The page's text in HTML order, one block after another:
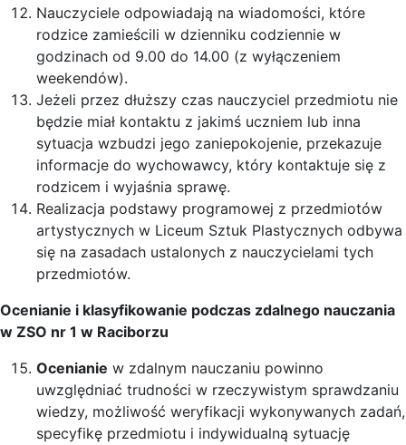
Nauczyciele odpowiadają na wiadomości, które
rodzice zamieścili w dzienniku codziennie w
godzinach od 9.00 do 14.00 (z wyłączeniem
weekendów).
Jeżeli przez dłuższy czas nauczyciel przedmiotu nie
będzie miał kontaktu z jakimś uczniem lub inna
sytuacja wzbudzi jego zaniepokojenie, przekazuje
informacje do wychowawcy, który kontaktuje się z
rodzicem i wyjaśnia sprawę.
Realizacja podstawy programowej z przedmiotów
artystycznych w Liceum Sztuk Plastycznych odbywa
się na zasadach ustalonych z nauczycielami tych
przedmiotów.
Ocenianie i klasyfikowanie podczas zdalnego nauczania
w ZSO nr 1 w Raciborzu
Ocenianie w zdalnym nauczaniu powinno
uwzględniać trudności w rzeczywistym sprawdzaniu
wiedzy, możliwość weryfikacji wykonywanych zadań,
specyfikę przedmiotu i indywidualną sytuację